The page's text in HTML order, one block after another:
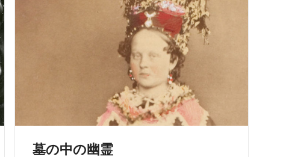
墓の中の幽霊